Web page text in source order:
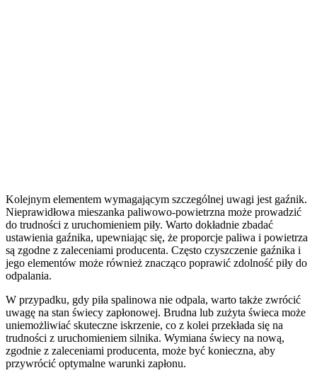
Kolejnym elementem wymagającym szczególnej uwagi jest gaźnik.
Nieprawidłowa mieszanka paliwowo-powietrzna może prowadzić
do trudności z uruchomieniem piły. Warto dokładnie zbadać
ustawienia gaźnika, upewniając się, że proporcje paliwa i powietrza
są zgodne z zaleceniami producenta. Często czyszczenie gaźnika i
jego elementów może również znacząco poprawić zdolność piły do
odpalania.
W przypadku, gdy piła spalinowa nie odpala, warto także zwrócić
uwagę na stan świecy zapłonowej. Brudna lub zużyta świeca może
uniemożliwiać skuteczne iskrzenie, co z kolei przekłada się na
trudności z uruchomieniem silnika. Wymiana świecy na nową,
zgodnie z zaleceniami producenta, może być konieczna, aby
przywrócić optymalne warunki zapłonu.